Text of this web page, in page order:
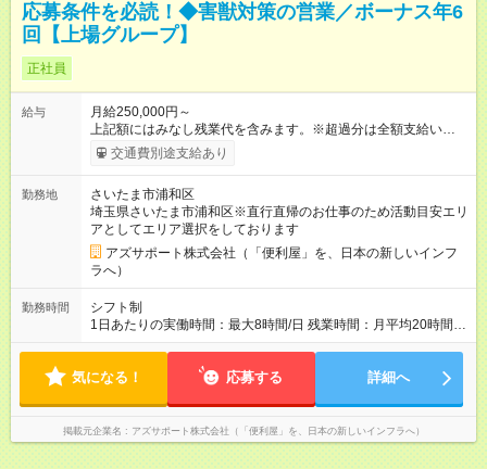
応募条件を必読！◆害獣対策の営業／ボーナス年6
回【上場グループ】
正社員
給与
月給250,000円～
上記額にはみなし残業代を含みます。※超過分は全額支給いたし
ます。 みなし残業代 73,808円／月 みなし残業時間 45時間／月
＜ボーナス＞ 合計で「年6回」お渡し └3ヶ月ごと（年4回）→A
万/年程度で動きます（一番高い方ですと400万超え） ※ボー
ナス合計が極端に150万を切る等ということはありません ＜年
収イメージ＞ (1)各月のボーナス支払い 1月～3月：月給のみ 4
月、7月、10月：月給＋ボーナスA 6月、12月：月給＋ボーナス
B (2)経験年数に伴う年収推移 入社1年目：470万（3割）～520
万円以上（6割）～高い方（1割）600万超え 3年目： 7割の社員
が年収600万円以上 --------------------------------- 昇給：あり ※年1
回評価に基づく 手当：あり 全額100%支給 ・交通費（通勤
社用車は、社員各自が保管していただきます 駐車場代が仮にか
かる場合、各自での負担となります 【試用期間】試用期間あり
試用期間の長さ：4ヶ月 ※ 雇用形態と給与に、本採用時と異なる
部分があります。 雇用形態：中途採用（契約社員） 給与：本採
用時と同じです。 試用期間中は嘱託社員契約となります。嘱託
社員契約中の給与・待遇・福利厚生は正社員のものと同じで
交通費別途支給あり
勤務地
さいたま市浦和区
埼玉県さいたま市浦和区※直行直帰のお仕事のため活動目安エリ
アとしてエリア選択をしております
アズサポート株式会社（「便利屋」を、日本の新しいインフ
ラへ）
勤務時間
シフト制
1日あたりの実働時間：最大8時間/日 残業時間：月平均20時間程
度 ※閑散月10時間ほど、繁忙期40時間ほど 【注意】 直行直帰の
によっては出勤・退勤時間が変動する場合がございます 例）
時代
気になる！ 応募する 詳細へ
掲載元企業名 アズサポート株式会社（「便利屋」を、日本の新しいインフラへ）